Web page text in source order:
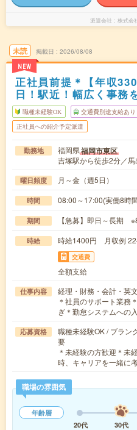
派遣会社 株式会
未読
NEW
掲載日 2026/08/08
正社員前提＊【年収
日！駅近！幅広く事務
職種未経験OK 交通費別途支給あり
正社員への紹介予定派遣
勤務地 福岡県福岡市東区
吉塚駅から徒歩2分／
曜日頻度 月～金（週5日）
時間 08:00～17:00(実働8時
期間 【急募】即日～長期
時給 時給1400円 月収例
交通費
全額支給
仕事内容
経理・財務・会計・英
＊社員のサポート業務
ぎ＊勤怠システムへの
応募資格
職種未経験OK / ブラン
要
＊未経験の方歓迎＊未
時、キャリアを一緒に
職場の雰囲気
年齢層
20代
30代